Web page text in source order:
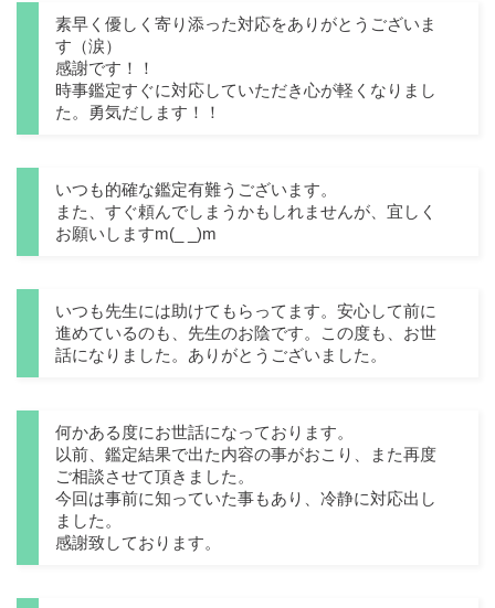
素早く優しく寄り添った対応をありがとうございま
す（涙）
感謝です！！
時事鑑定すぐに対応していただき心が軽くなりまし
た。勇気だします！！
いつも的確な鑑定有難うございます。
また、すぐ頼んでしまうかもしれませんが、宜しく
お願いしますm(_ _)m
いつも先生には助けてもらってます。安心して前に
進めているのも、先生のお陰です。この度も、お世
話になりました。ありがとうございました。
何かある度にお世話になっております。
以前、鑑定結果で出た内容の事がおこり、また再度
ご相談させて頂きました。
今回は事前に知っていた事もあり、冷静に対応出し
ました。
感謝致しております。